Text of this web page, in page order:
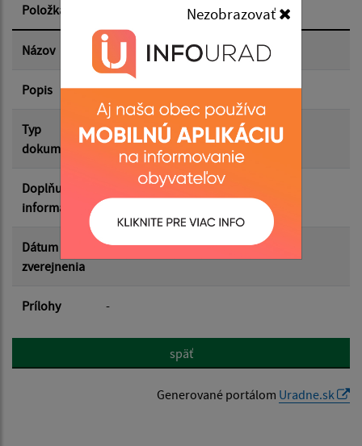
Nezobrazovať
Dátum zverejnenia do:
Filtrovať Reset
Položka
Názov
Popis
Typ
dokumentu
Doplňujúce
informácie
Dátum
zverejnenia
Prílohy -
späť
Generované portálom Uradne.sk